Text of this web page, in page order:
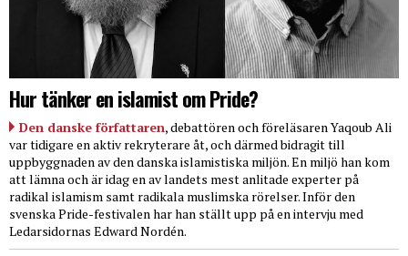
Hur tänker en islamist om Pride?
Den danske författaren, debattören och föreläsaren Yaqoub Ali
var tidigare en aktiv rekryterare åt, och därmed bidragit till
uppbyggnaden av den danska islamistiska miljön. En miljö han kom
att lämna och är idag en av landets mest anlitade experter på
radikal islamism samt radikala muslimska rörelser. Inför den
svenska Pride-festivalen har han ställt upp på en intervju med
Ledarsidornas Edward Nordén.